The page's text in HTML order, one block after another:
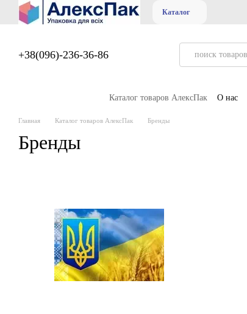
Перейти к основному контенту Каталог
+38(096)-236-36-86
Каталог товаров АлексПак О нас
Главная Каталог товаров АлексПак Бренды
Бренды